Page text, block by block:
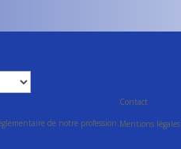
de notre profession.
Contact
Mentions légales